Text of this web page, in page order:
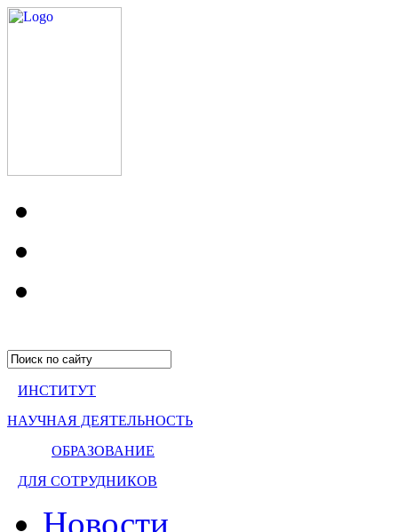
ИНСТИТУТ
НАУЧНАЯ ДЕЯТЕЛЬНОСТЬ
ОБРАЗОВАНИЕ
ДЛЯ СОТРУДНИКОВ
Новости